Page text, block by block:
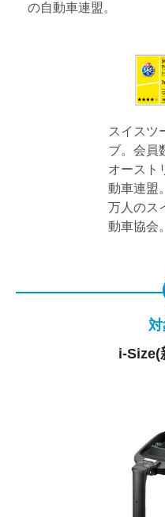
の自動車連盟。
スイスツ
ブ。会員
オースト
動車連盟
万人のス
動車協会。
i-Size(